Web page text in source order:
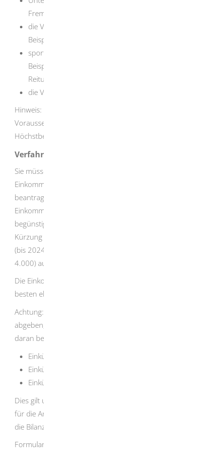
Fremdsprachenunterricht,
die Vermittlung besonderer Fähigkeiten wie zum
Beispiel Computerkurse oder Musikunterricht,
sportliche und andere Freizeitbetätigungen wie zum
Beispiel Mitgliedschaft in Sportvereinen, Tennis- oder
Reitunterricht,
die Verpflegung oder Fahrtkosten des Kindes.
Hinweis: Schulgeld können Sie unter anderen
Voraussetzungen im Rahmen eines eigenen
Höchstbetrages ebenfalls steuerlich geltend machen.
Verfahrensablauf
Sie müssen die Förderung in Ihrer
Einkommensteuererklärung auf der Anlage Kind
beantragen. Geben Sie in Ihrer
Einkommensteuererklärung bitte die gesamten
begünstigten Aufwendungen an. Ihr Finanzamt nimmt die
Kürzung auf 80 % und die Begrenzung auf EUR 4.800
(bis 2024: Kürzung auf 2/3 und Begrenzung auf EUR
4.000) automatisch vor.
Die Einkommensteuererklärung übermitteln Sie am
besten elektronisch an das Finanzamt.
Achtung: Sie müssen Ihre Steuererklärung elektronisch
abgeben, wenn Sie folgende Einkünfte erzielen oder
daran beteiligt sind:
Einkünfte aus Gewerbebetrieb,
Einkünfte aus selbstständiger Tätigkeit oder
Einkünfte aus Land- und Forstwirtschaft
Dies gilt unabhängig von der Art der Gewinnermittlung
für die Anlage EÜR (Einnahme-Überschuss-Rechnung),
die Bilanz und die gesamte Einkommensteuererklärung.
Formulare bekommen Sie bei Ihrem Finanzamt oder im